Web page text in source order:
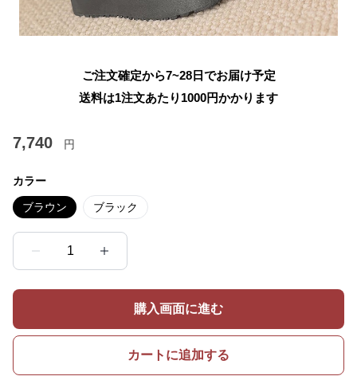
ご注文確定から7~28日でお届け予定
送料は1注文あたり 1000円かかります
7,740 円
カラー
ブラウン ブラック
1
購入画面に進む
カートに追加する